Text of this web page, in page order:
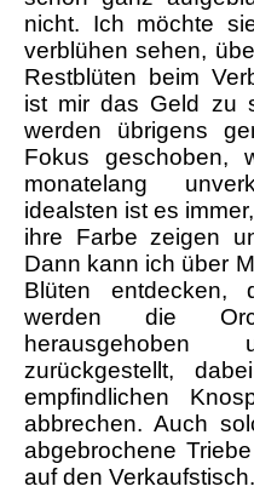
nicht. Ich möchte
verblühen sehen,
Restblüten beim
ist mir das Geld zu
werden übrigens
Fokus geschoben,
monatelang
idealsten ist es
ihre Farbe zeigen
Dann kann ich über
Blüten entdecken,
werden die
zurückgestellt,
empfindlichen
abbrechen. Auch
abgebrochene
auf den Verkaufstisch.